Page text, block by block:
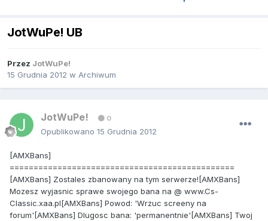
JotWuPe! UB
Przez JotWuPe!
15 Grudnia 2012 w Archiwum
JotWuPe! 0
Opublikowano 15 Grudnia 2012
[AMXBans]
===============================================
[AMXBans] Zostales zbanowany na tym serwerze![AMXBans]
Mozesz wyjasnic sprawe swojego bana na @ www.Cs-
Classic.xaa.pl[AMXBans] Powod: 'Wrzuc screeny na
forum'[AMXBans] Dlugosc bana: 'permanentnie'[AMXBans] Twoj